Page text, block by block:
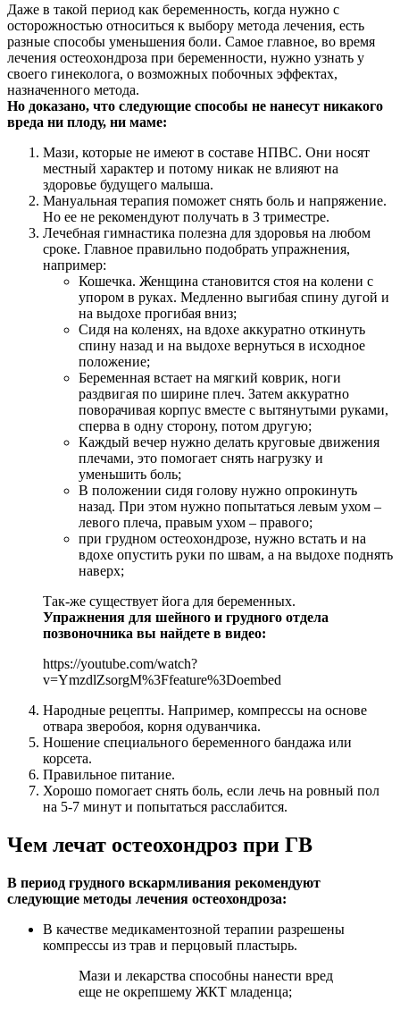
Даже в такой период как беременность, когда нужно с
осторожностью относиться к выбору метода лечения, есть
разные способы уменьшения боли. Самое главное, во время
лечения остеохондроза при беременности, нужно узнать у
своего гинеколога, о возможных побочных эффектах,
назначенного метода.
Но доказано, что следующие способы не нанесут никакого
вреда ни плоду, ни маме:
Мази, которые не имеют в составе НПВС. Они носят
местный характер и потому никак не влияют на
здоровье будущего малыша.
Мануальная терапия поможет снять боль и напряжение.
Но ее не рекомендуют получать в 3 триместре.
Лечебная гимнастика полезна для здоровья на любом
сроке. Главное правильно подобрать упражнения,
например:
Кошечка. Женщина становится стоя на колени с
упором в руках. Медленно выгибая спину дугой и
на выдохе прогибая вниз;
Сидя на коленях, на вдохе аккуратно откинуть
спину назад и на выдохе вернуться в исходное
положение;
Беременная встает на мягкий коврик, ноги
раздвигая по ширине плеч. Затем аккуратно
поворачивая корпус вместе с вытянутыми руками,
сперва в одну сторону, потом другую;
Каждый вечер нужно делать круговые движения
плечами, это помогает снять нагрузку и
уменьшить боль;
В положении сидя голову нужно опрокинуть
назад. При этом нужно попытаться левым ухом –
левого плеча, правым ухом – правого;
при грудном остеохондрозе, нужно встать и на
вдохе опустить руки по швам, а на выдохе поднять
наверх;
Так-же существует йога для беременных.
Упражнения для шейного и грудного отдела
позвоночника вы найдете в видео:
https://youtube.com/watch?
v=YmzdlZsorgM%3Ffeature%3Doembed
Народные рецепты. Например, компрессы на основе
отвара зверобоя, корня одуванчика.
Ношение специального беременного бандажа или
корсета.
Правильное питание.
Хорошо помогает снять боль, если лечь на ровный пол
на 5-7 минут и попытаться расслабится.
Чем лечат остеохондроз при ГВ
В период грудного вскармливания рекомендуют
следующие методы лечения остеохондроза:
В качестве медикаментозной терапии разрешены
компрессы из трав и перцовый пластырь.
Мази и лекарства способны нанести вред
еще не окрепшему ЖКТ младенца;